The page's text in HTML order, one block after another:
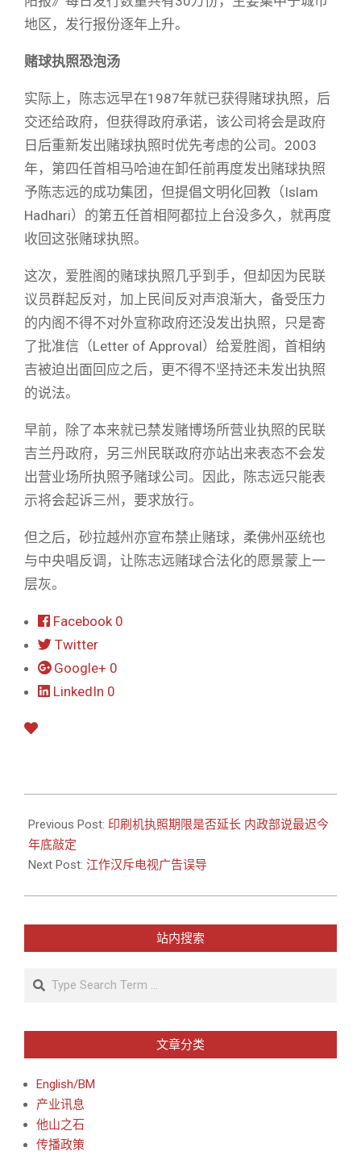
地区，发行报份逐年上升。
赌球执照恐泡汤
实际上，陈志远早在1987年就已获得赌球执照，后
交还给政府，但获得政府承诺，该公司将会是政府
日后重新发出赌球执照时优先考虑的公司。2003
年，第四任首相马哈迪在卸任前再度发出赌球执照
予陈志远的成功集团，但提倡文明化回教（Islam
Hadhari）的第五任首相阿都拉上台没多久，就再度
收回这张赌球执照。
这次，爱胜阁的赌球执照几乎到手，但却因为民联
议员群起反对，加上民间反对声浪渐大，备受压力
的内阁不得不对外宣称政府还没发出执照，只是寄
了批准信（Letter of Approval）给爱胜阁，首相纳
吉被迫出面回应之后，更不得不坚持还未发出执照
的说法。
早前，除了本来就已禁发赌博场所营业执照的民联
吉兰丹政府，另三州民联政府亦站出来表态不会发
出营业场所执照予赌球公司。因此，陈志远只能表
示将会起诉三州，要求放行。
但之后，砂拉越州亦宣布禁止赌球，柔佛州巫统也
与中央唱反调，让陈志远赌球合法化的愿景蒙上一
层灰。
Facebook 0
Twitter
Google+ 0
LinkedIn 0
06-
18
Previous Post: 印刷机执照期限是否延长 内政部说最迟今
年底敲定
Next Post: 江作汉斥电视广告误导
站内搜索
Search
文章分类
English/BM
产业讯息
他山之石
传播政策